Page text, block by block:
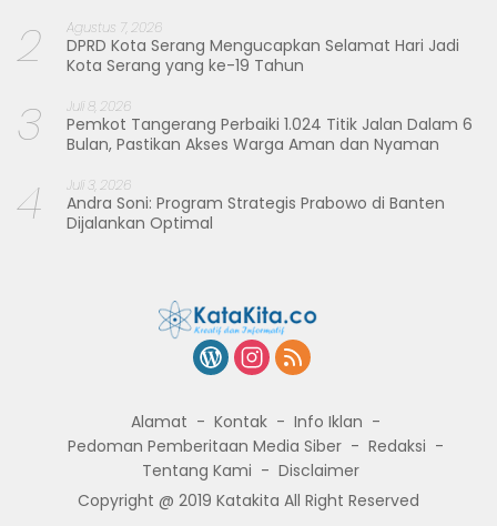
2 Agustus 7, 2026
DPRD Kota Serang Mengucapkan Selamat Hari Jadi
Kota Serang yang ke-19 Tahun
3 Juli 8, 2026
Pemkot Tangerang Perbaiki 1.024 Titik Jalan Dalam 6
Bulan, Pastikan Akses Warga Aman dan Nyaman
4 Juli 3, 2026
Andra Soni: Program Strategis Prabowo di Banten
Dijalankan Optimal
Alamat Kontak
Info Iklan
Pedoman Pemberitaan Media Siber
Redaksi
Tentang Kami
Disclaimer
Copyright @ 2019 Katakita All Right Reserved